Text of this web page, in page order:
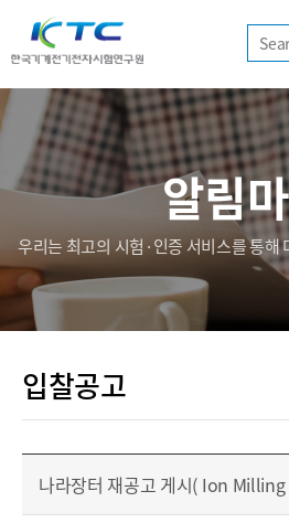
알림
우리는 최고의 시험·인증 서비스를 통해
입찰공고
나라장터 재공고 게시( Ion